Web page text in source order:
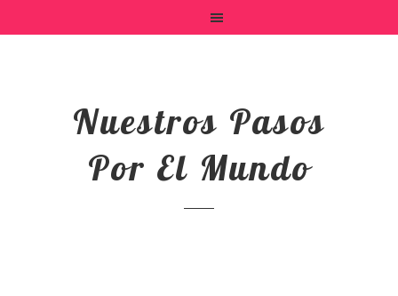
Nuestros Pasos
Por El Mundo